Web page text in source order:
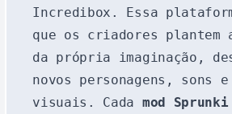
Incredibox. Essa
que os criadores plantem
da própria imaginação,
novos personagens, sons
visuais. Cada mod Sprunki